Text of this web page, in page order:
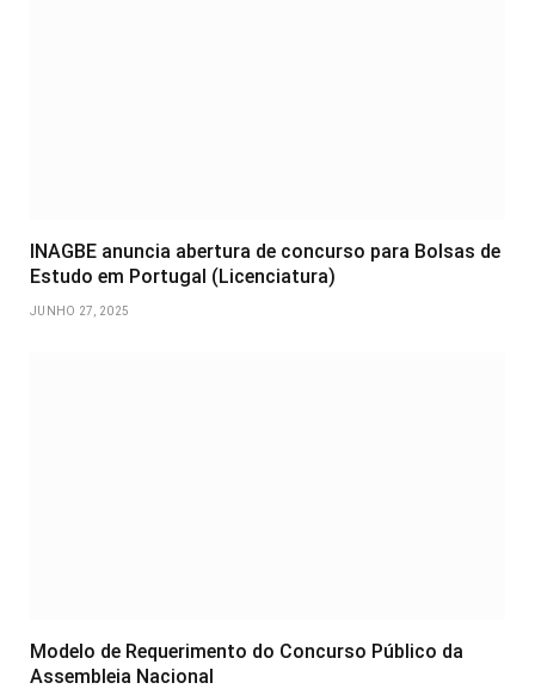
INAGBE anuncia abertura de concurso para Bolsas de
Estudo em Portugal (Licenciatura)
JUNHO 27, 2025
Modelo de Requerimento do Concurso Público da
Assembleia Nacional